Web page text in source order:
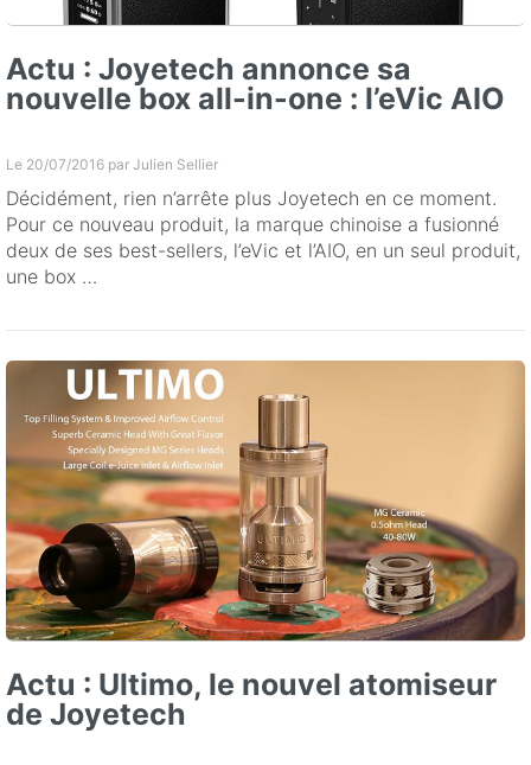
Actu : Joyetech annonce sa
nouvelle box all-in-one : l’eVic AIO
Le 20/07/2016 par Julien Sellier
Décidément, rien n’arrête plus Joyetech en ce moment.
Pour ce nouveau produit, la marque chinoise a fusionné
deux de ses best-sellers, l’eVic et l’AIO, en un seul produit,
une box …
Actu : Ultimo, le nouvel atomiseur
de Joyetech